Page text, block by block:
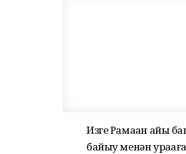
Изге Рамаҙан айы
байыу менән